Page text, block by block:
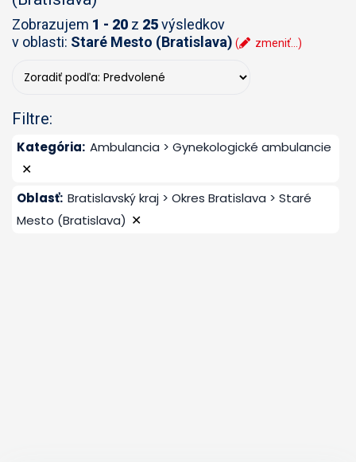
Zobrazujem 1 - 20 z 25výsledkov
v oblasti: Staré Mesto (Bratislava) ( zmeniť...)
Filtre:
Kategória: Ambulancia > Gynekologické ambulancie
✕
Oblasť: Bratislavský kraj > Okres Bratislava > Staré
Mesto (Bratislava) ✕